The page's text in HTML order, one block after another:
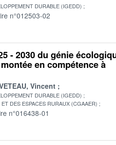
DURABLE (IGEDD)
n°012503-02
- 2030 du génie
en compétence à
Vincent
DURABLE (IGEDD)
DES ESPACES RURAUX (CGAAER)
n°016438-01